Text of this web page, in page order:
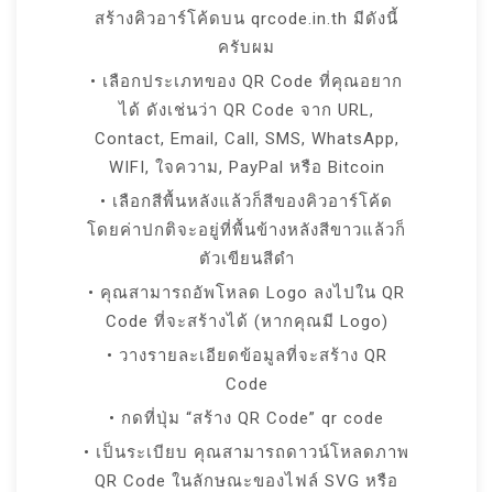
สร้างคิวอาร์โค้ดบน qrcode.in.th มีดังนี้
ครับผม
• เลือกประเภทของ QR Code ที่คุณอยาก
ได้ ดังเช่นว่า QR Code จาก URL,
Contact, Email, Call, SMS, WhatsApp,
WIFI, ใจความ, PayPal หรือ Bitcoin
• เลือกสีพื้นหลังแล้วก็สีของคิวอาร์โค้ด
โดยค่าปกติจะอยู่ที่พื้นข้างหลังสีขาวแล้วก็
ตัวเขียนสีดำ
• คุณสามารถอัพโหลด Logo ลงไปใน QR
Code ที่จะสร้างได้ (หากคุณมี Logo)
• วางรายละเอียดข้อมูลที่จะสร้าง QR
Code
• กดที่ปุ่ม “สร้าง QR Code” qr code
• เป็นระเบียบ คุณสามารถดาวน์โหลดภาพ
QR Code ในลักษณะของไฟล์ SVG หรือ